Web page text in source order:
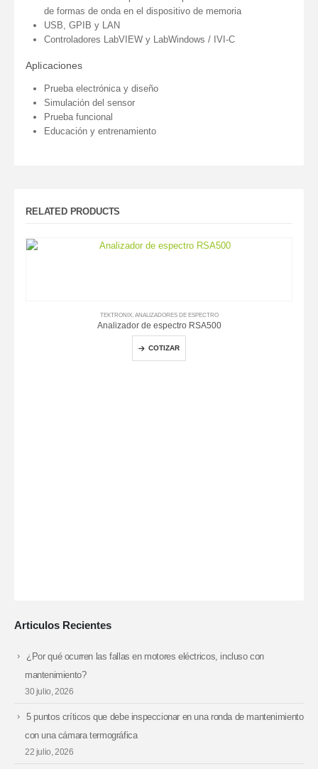
de formas de onda en el dispositivo de memoria
USB, GPIB y LAN
Controladores LabVIEW y LabWindows / IVI-C
Aplicaciones
Prueba electrónica y diseño
Simulación del sensor
Prueba funcional
Educación y entrenamiento
RELATED PRODUCTS
TEKTRONIX, ANALIZADORES DE ESPECTRO
Analizador de espectro RSA500
COTIZAR
Articulos Recientes
¿Por qué ocurren las fallas en motores eléctricos, incluso con
mantenimiento?
30 julio, 2026
5 puntos críticos que debe inspeccionar en una ronda de mantenimiento
con una cámara termográfica
22 julio, 2026